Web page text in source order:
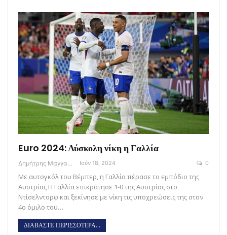
Euro 2024: Δύσκολη νίκη η Γαλλία
Δημήτρης Μαγγανάρης Ιούν 18, 2024 0
Με αυτογκόλ του Βέμπερ, η Γαλλία πέρασε το εμπόδιο της
Αυστρίας H Γαλλία επικράτησε 1-0 της Αυστρίας στο
Ντίσελντορφ και ξεκίνησε με νίκη τις υποχρεώσεις της στον
4ο όμιλο του…
ΔΙΑΒΑΣΤΕ ΠΕΡΙΣΣΟΤΕΡΑ...